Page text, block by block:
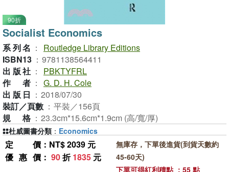
90折
Socialist Economics
系列名 ：
Routledge Library Editions
ISBN13 ： 9781138564411
出版社 ：
PBKTYFRL
作者 ： G. D. H. Cole
出版日 ： 2018/07/30
裝訂／頁數 ： 平裝／156頁
規格 ： 23.3cm*15.6cm*1.9cm (高/寬/厚)
定價 ：NT$ 2039 元
優惠價 ： 90折1835 元
無庫存，下單後進貨(到貨天數約
45-60天)
下單可得紅利積點 ：55 點
杜威圖書分類 ： Economics